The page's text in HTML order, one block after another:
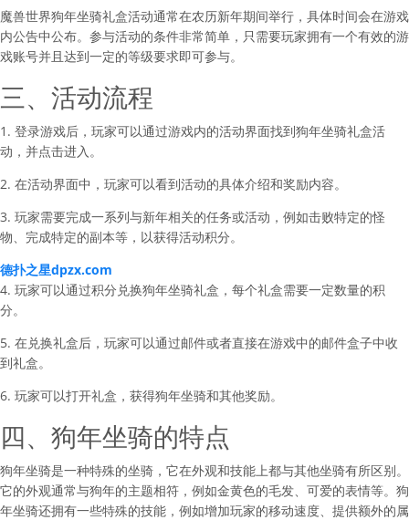
魔兽世界狗年坐骑礼盒活动通常在农历新年期间举行，具体时间会在游戏
内公告中公布。参与活动的条件非常简单，只需要玩家拥有一个有效的游
戏账号并且达到一定的等级要求即可参与。
三、活动流程
1. 登录游戏后，玩家可以通过游戏内的活动界面找到狗年坐骑礼盒活
动，并点击进入。
2. 在活动界面中，玩家可以看到活动的具体介绍和奖励内容。
3. 玩家需要完成一系列与新年相关的任务或活动，例如击败特定的怪
物、完成特定的副本等，以获得活动积分。
德扑之星dpzx.com
4. 玩家可以通过积分兑换狗年坐骑礼盒，每个礼盒需要一定数量的积
分。
5. 在兑换礼盒后，玩家可以通过邮件或者直接在游戏中的邮件盒子中收
到礼盒。
6. 玩家可以打开礼盒，获得狗年坐骑和其他奖励。
四、狗年坐骑的特点
狗年坐骑是一种特殊的坐骑，它在外观和技能上都与其他坐骑有所区别。
它的外观通常与狗年的主题相符，例如金黄色的毛发、可爱的表情等。狗
年坐骑还拥有一些特殊的技能，例如增加玩家的移动速度、提供额外的属